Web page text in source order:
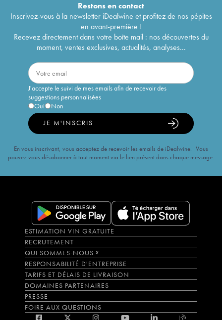
Restons encontact
Inscrivez-vous à la newsletter iDealwine et profitez de nos pépites
en avant-première !
Recevez directement dans votre boîte mail : nos découvertes du
moment, ventes exclusives, actualités, analyses...
J'accepte le suivi de mes emails afin de recevoir des
suggestions personnalisées
Oui
Non
JE M'INSCRIS
En vous inscrivant, vous acceptez de recevoir les emails de iDealwine. Vous
pouvez vous désabonner à tout moment via le lien présent dans chaque message.
ESTIMATION VIN GRATUITE
RECRUTEMENT
QUI SOMMES-NOUS ?
RESPONSABILITÉ D'ENTREPRISE
TARIFS ET DÉLAIS DE LIVRAISON
DOMAINES PARTENAIRES
PRESSE
FOIRE AUX QUESTIONS